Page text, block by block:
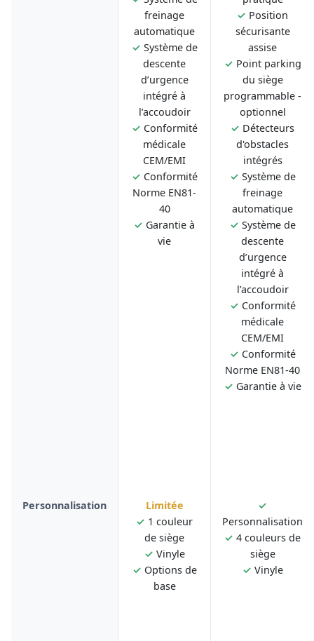
freinage
automatique
✓ Système de
descente
d’urgence
intégré à
l’accoudoir
✓ Conformité
médicale
CEM/EMI
✓ Conformité
Norme EN81-
40
✓ Garantie à
vie
✓ Position
sécurisante
assise
✓ Point parking
du siège
programmable -
optionnel
✓ Détecteurs
d'obstacles
intégrés
✓ Système de
freinage
automatique
✓ Système de
descente
d’urgence
intégré à
l’accoudoir
✓ Conformité
médicale
CEM/EMI
✓ Conformité
Norme EN81-40
✓ Garantie à vie
Personnalisation
Limitée
✓ 1 couleur
de siège
✓ Vinyle
✓ Options de
base
✓
Personnalisation
✓ 4 couleurs de
siège
✓ Vinyle